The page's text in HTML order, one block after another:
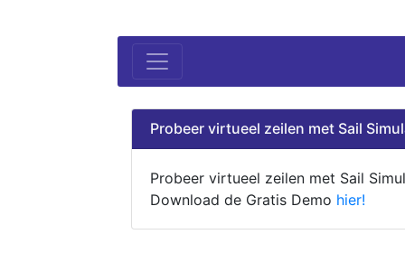
Probeer virtueel zeilen met Sail
Probeer virtueel zeilen met Sail
Download de Gratis Demo hier!